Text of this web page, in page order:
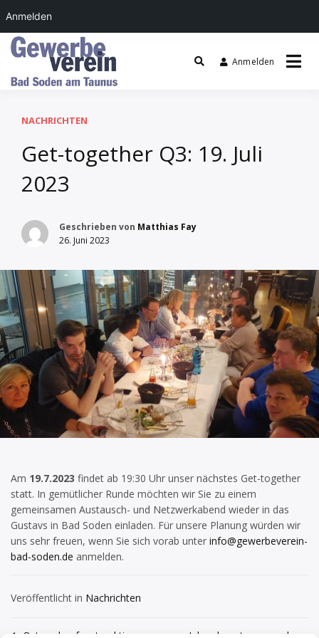
Zum
Inhalt
Anmelden
NACHRICHTEN
Get-together Q3: 19. Juli
2023
Geschrieben von Matthias Fay
26. Juni 2023
Am 19.7.2023 findet ab 19:30 Uhr unser nächstes Get-together
statt. In gemütlicher Runde möchten wir Sie zu einem
gemeinsamen Austausch- und Netzwerkabend wieder in das
Gustavs in Bad Soden einladen. Für unsere Planung würden wir
uns sehr freuen, wenn Sie sich vorab unter info@gewerbeverein-
bad-soden.de anmelden.
Veröffentlicht in Nachrichten
Osterschaufensteraktion Jahreshauptversammlung:
Anmelden